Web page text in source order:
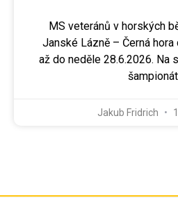
MS veteránů v horských
Janské Lázně – Černá
až do neděle 28.6.2026. Na
Jakub Fridrich